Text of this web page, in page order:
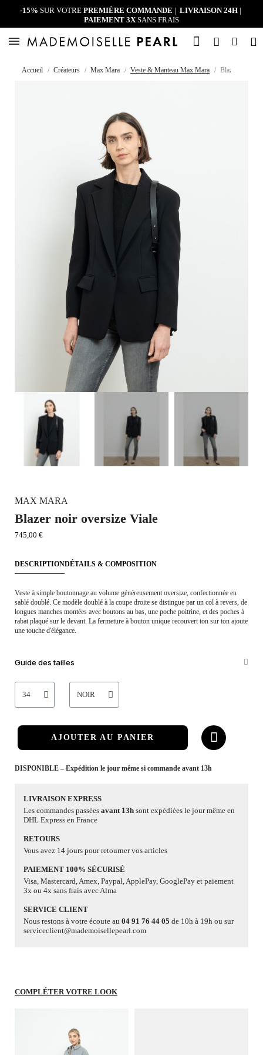
-15% SUR VOTRE PREMIÈRE COMMANDE | LIVRAISON 24H |
PAIEMENT 3XSANS FRAIS
Accueil Créateurs Max Mara Veste & Manteau Max Mara Blazer noir
Blazer noir oversize Viale
MAX MARA
745,00 €
DESCRIPTIONDÉTAILS & COMPOSITION
Veste à simple boutonnage au volume généreusement oversize, confectionnée en
sablé doublé. Ce modèle doublé à la coupe droite se distingue par un col à revers, de
longues manches montées avec boutons au bas, une poche poitrine, et des poches à
rabat plaqué sur le devant. La fermeture à bouton unique recouvert ton sur ton ajoute
une touche d'élégance.
Guide des tailles
AJOUTER AU PANIER
DISPONIBLE – Expédition le jour même si commande avant 13h
LIVRAISON EXPRESS
Les commandes passées avant 13h sont expédiées le jour même en
DHL Express en France
RETOURS
Vous avez 14 jours pour retourner vos articles
PAIEMENT 100% SÉCURISÉ
Visa, Mastercard, Amex, Paypal, ApplePay, GooglePay et paiement
3x ou 4x sans frais avec Alma
SERVICE CLIENT
Nous restons à votre écoute au 04 91 76 44 05 de 10h à 19h ou sur
serviceclient@mademoisellepearl.com
COMPLÉTER VOTRE LOOK